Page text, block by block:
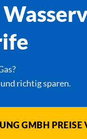
richtig sparen.
GMBH PREISE